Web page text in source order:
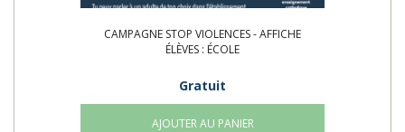
CAMPAGNE STOP VIOLENCES - AFFICHE
ÉLÈVES : ÉCOLE
Gratuit
AJOUTER AU PANIER